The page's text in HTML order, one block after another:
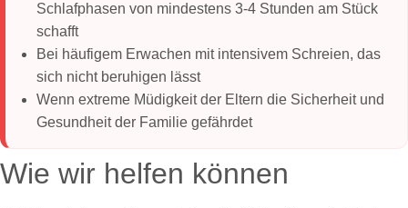
Schlafphasen von mindestens 3-4 Stunden am Stück
schafft
Bei häufigem Erwachen mit intensivem Schreien, das
sich nicht beruhigen lässt
Wenn extreme Müdigkeit der Eltern die Sicherheit und
Gesundheit der Familie gefährdet
Wie wir helfen können